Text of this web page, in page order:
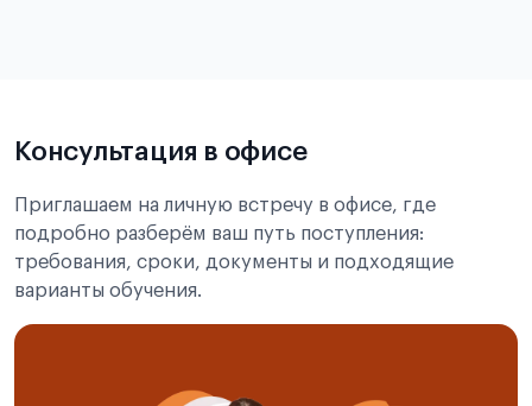
Консультация в офисе
Приглашаем на личную встречу в офисе, где
подробно разберём ваш путь поступления:
требования, сроки, документы и подходящие
варианты обучения.